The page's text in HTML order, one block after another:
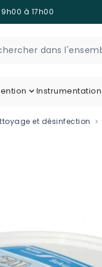
à 17h00
Instrumentation
et désinfection